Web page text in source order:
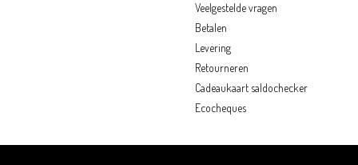
Veelgestelde vragen
Betalen
Levering
Retourneren
Cadeaukaart saldochecker
Ecocheques